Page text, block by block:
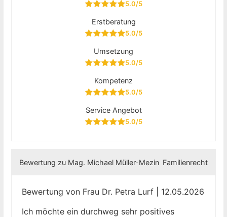
5.0/5
Erstberatung
5.0/5
Umsetzung
5.0/5
Kompetenz
5.0/5
Service Angebot
5.0/5
Bewertung zu Mag. Michael Müller-Mezin Familienrecht
Bewertung von Frau Dr. Petra Lurf | 12.05.2026
Ich möchte ein durchweg sehr positives